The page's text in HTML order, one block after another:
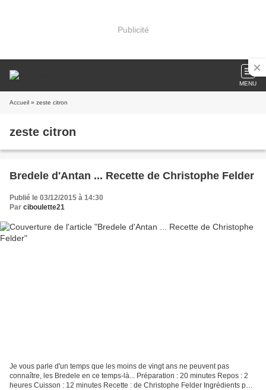
Publicité
MENU
Accueil » zeste citron
zeste citron
Bredele d'Antan ... Recette de Christophe Felder
Publié le 03/12/2015 à 14:30
Par ciboulette21
Je vous parle d'un temps que les moins de vingt ans ne peuvent pas
connaître, les Bredele en ce temps-là... Préparation : 20 minutes Repos : 2
heures Cuisson : 12 minutes Recette : de Christophe Felder Ingrédients pour